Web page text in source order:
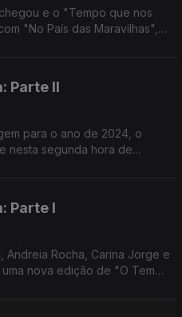
e o "Tempo que nos
"No País das Maravilhas",
Parte II
para o ano de 2024, o
nesta segunda hora de
Parte I
Andreia Rocha, Carina Jorge e
nova edição de "O Tempo